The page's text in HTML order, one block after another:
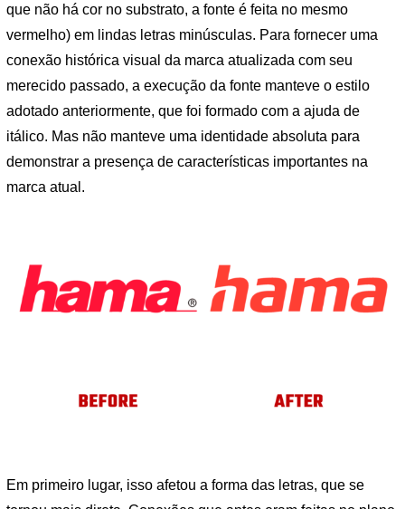
que não há cor no substrato, a fonte é feita no mesmo
vermelho) em lindas letras minúsculas. Para fornecer uma
conexão histórica visual da marca atualizada com seu
merecido passado, a execução da fonte manteve o estilo
adotado anteriormente, que foi formado com a ajuda de
itálico. Mas não manteve uma identidade absoluta para
demonstrar a presença de características importantes na
marca atual.
Em primeiro lugar, isso afetou a forma das letras, que se